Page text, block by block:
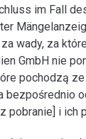
im Fall
wady, za
GmbH nie
pochodzą
bezpośrednio
pobranie] i ich